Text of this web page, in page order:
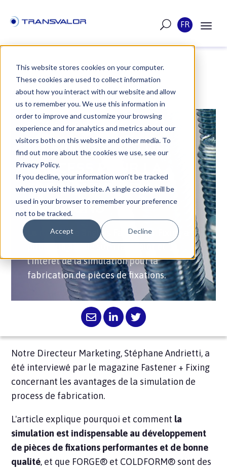
This website stores cookies on your computer.
These cookies are used to collect information
about how you interact with our website and allow
us to remember you. We use this information in
order to improve and customize your browsing
experience and for analytics and metrics about our
visitors both on this website and other media. To
find out more about the cookies we use, see our
Privacy Policy.
If you decline, your information won’t be tracked
when you visit this website. A single cookie will be
used in your browser to remember your preference
not to be tracked.
Accept Decline
FR
ARTICLE
POSTÉ LE 15 NOVEMBRE 2018
LA SIMULATION DE
PROCESS POUR LA
FABRICATION DE
FIXATIONS
Le magazine anglais Fastener + Fixing a
l'intérêt de la simulation pour la
fabrication de pièces de fixations.
Notre Directeur Marketing, Stéphane Andrietti, a
été interviewé par le magazine Fastener + Fixing
concernant les avantages de la simulation de
process de fabrication.
L'article explique pourquoi et comment la
simulation est indispensable au développement
de pièces de fixations performantes et de bonne
qualité, et que FORGE® et COLDFORM® sont des